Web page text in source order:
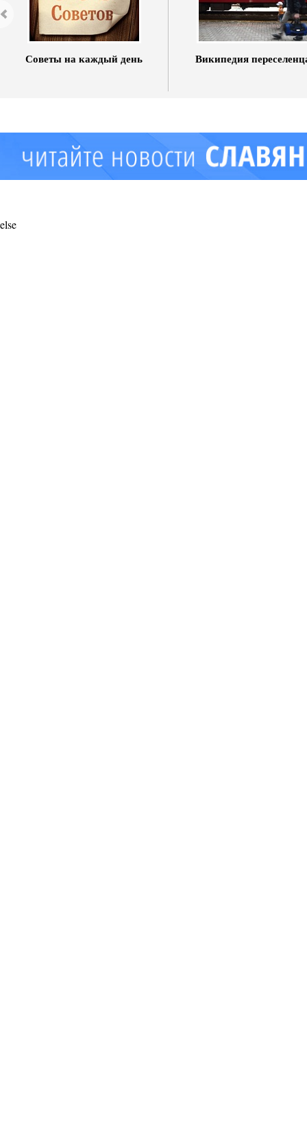
Советы на каждый день Википедия
else